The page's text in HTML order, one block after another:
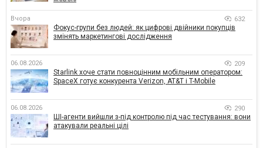
Вчора 632
Фокус-групи без людей: як цифрові двійники покупців
змінять маркетингові дослідження
06.08.2026 209
Starlink хоче стати повноцінним мобільним оператором:
SpaceX готує конкурента Verizon, AT&T і T-Mobile
06.08.2026 290
ШІ-агенти вийшли з-під контролю під час тестування: вони
атакували реальні цілі